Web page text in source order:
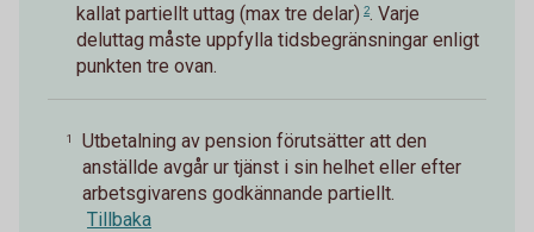
kallat partiellt uttag (max tre delar) 2. Varje
deluttag måste uppfylla tidsbegränsningar enligt
punkten tre ovan.
1
Utbetalning av pension förutsätter att den
anställde avgår ur tjänst i sin helhet eller efter
arbetsgivarens godkännande partiellt.
Tillbaka